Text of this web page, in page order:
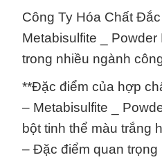
Công Ty Hóa Chất
Metabisulfite _
trong nhiều ngành
**Đặc điểm của hợp
– Metabisulfite _
bột tinh thể màu trắng
– Đặc điểm quan